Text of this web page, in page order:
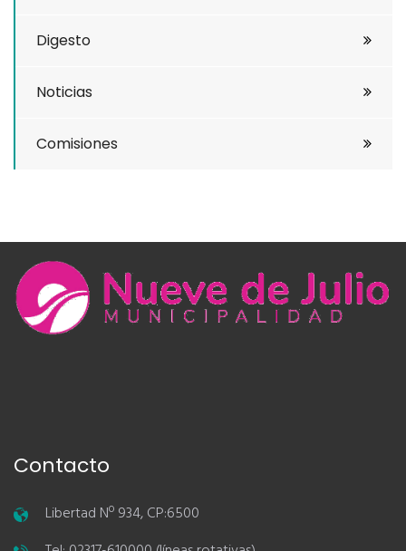
Digesto
Noticias
Comisiones
Contacto
Libertad Nº 934, CP:6500